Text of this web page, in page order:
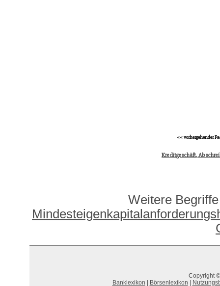
<< vorhergehender
Kreditgeschäft,
Weitere
Copyright
Banklexikon
Börsenlexikon